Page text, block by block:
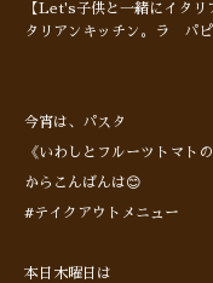
【Let's子供と一緒にイタ
タリアンキッチン。ラ パピ
今宵は、パスタ
《いわしとフルーツトマト
からこんばんは😊
#テイクアウトメニュー
本日木曜日は